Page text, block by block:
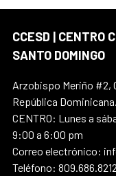
CCESD | CENTRO
SANTO DOMINGO
Arzobispo Meriño #2,
República Dominicana.
CENTRO: Lunes a
9:00 a 6:00 pm
Correo electrónico:
Teléfono: 809.686.8212